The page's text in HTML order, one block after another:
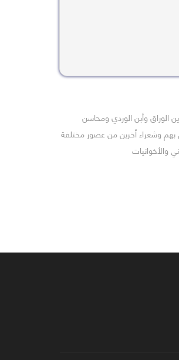
الوراق وأبن الوردي ومحاسن
بهم وشعراء أخرين من عصور مختلفة
والأخوانيات